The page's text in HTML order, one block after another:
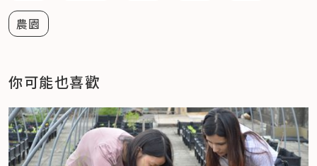
農園
你可能也喜歡